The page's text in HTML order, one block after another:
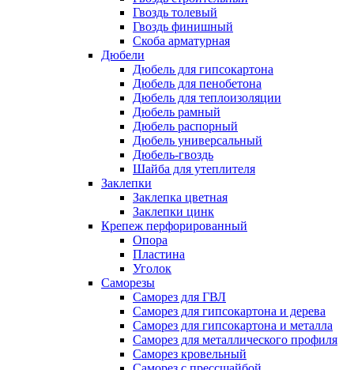
Гвоздь толевый
Гвоздь финишный
Скоба арматурная
Дюбели
Дюбель для гипсокартона
Дюбель для пенобетона
Дюбель для теплоизоляции
Дюбель рамный
Дюбель распорный
Дюбель универсальный
Дюбель-гвоздь
Шайба для утеплителя
Заклепки
Заклепка цветная
Заклепки цинк
Крепеж перфорированный
Опора
Пластина
Уголок
Саморезы
Саморез для ГВЛ
Саморез для гипсокартона и дерева
Саморез для гипсокартона и металла
Саморез для металлического профиля
Саморез кровельный